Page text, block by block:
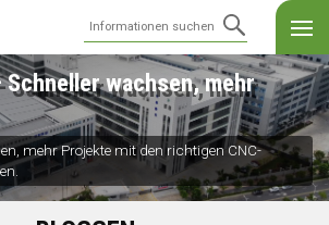
Schneller wachsen, mehr
mehr Projekte mit den richtigen CNC-